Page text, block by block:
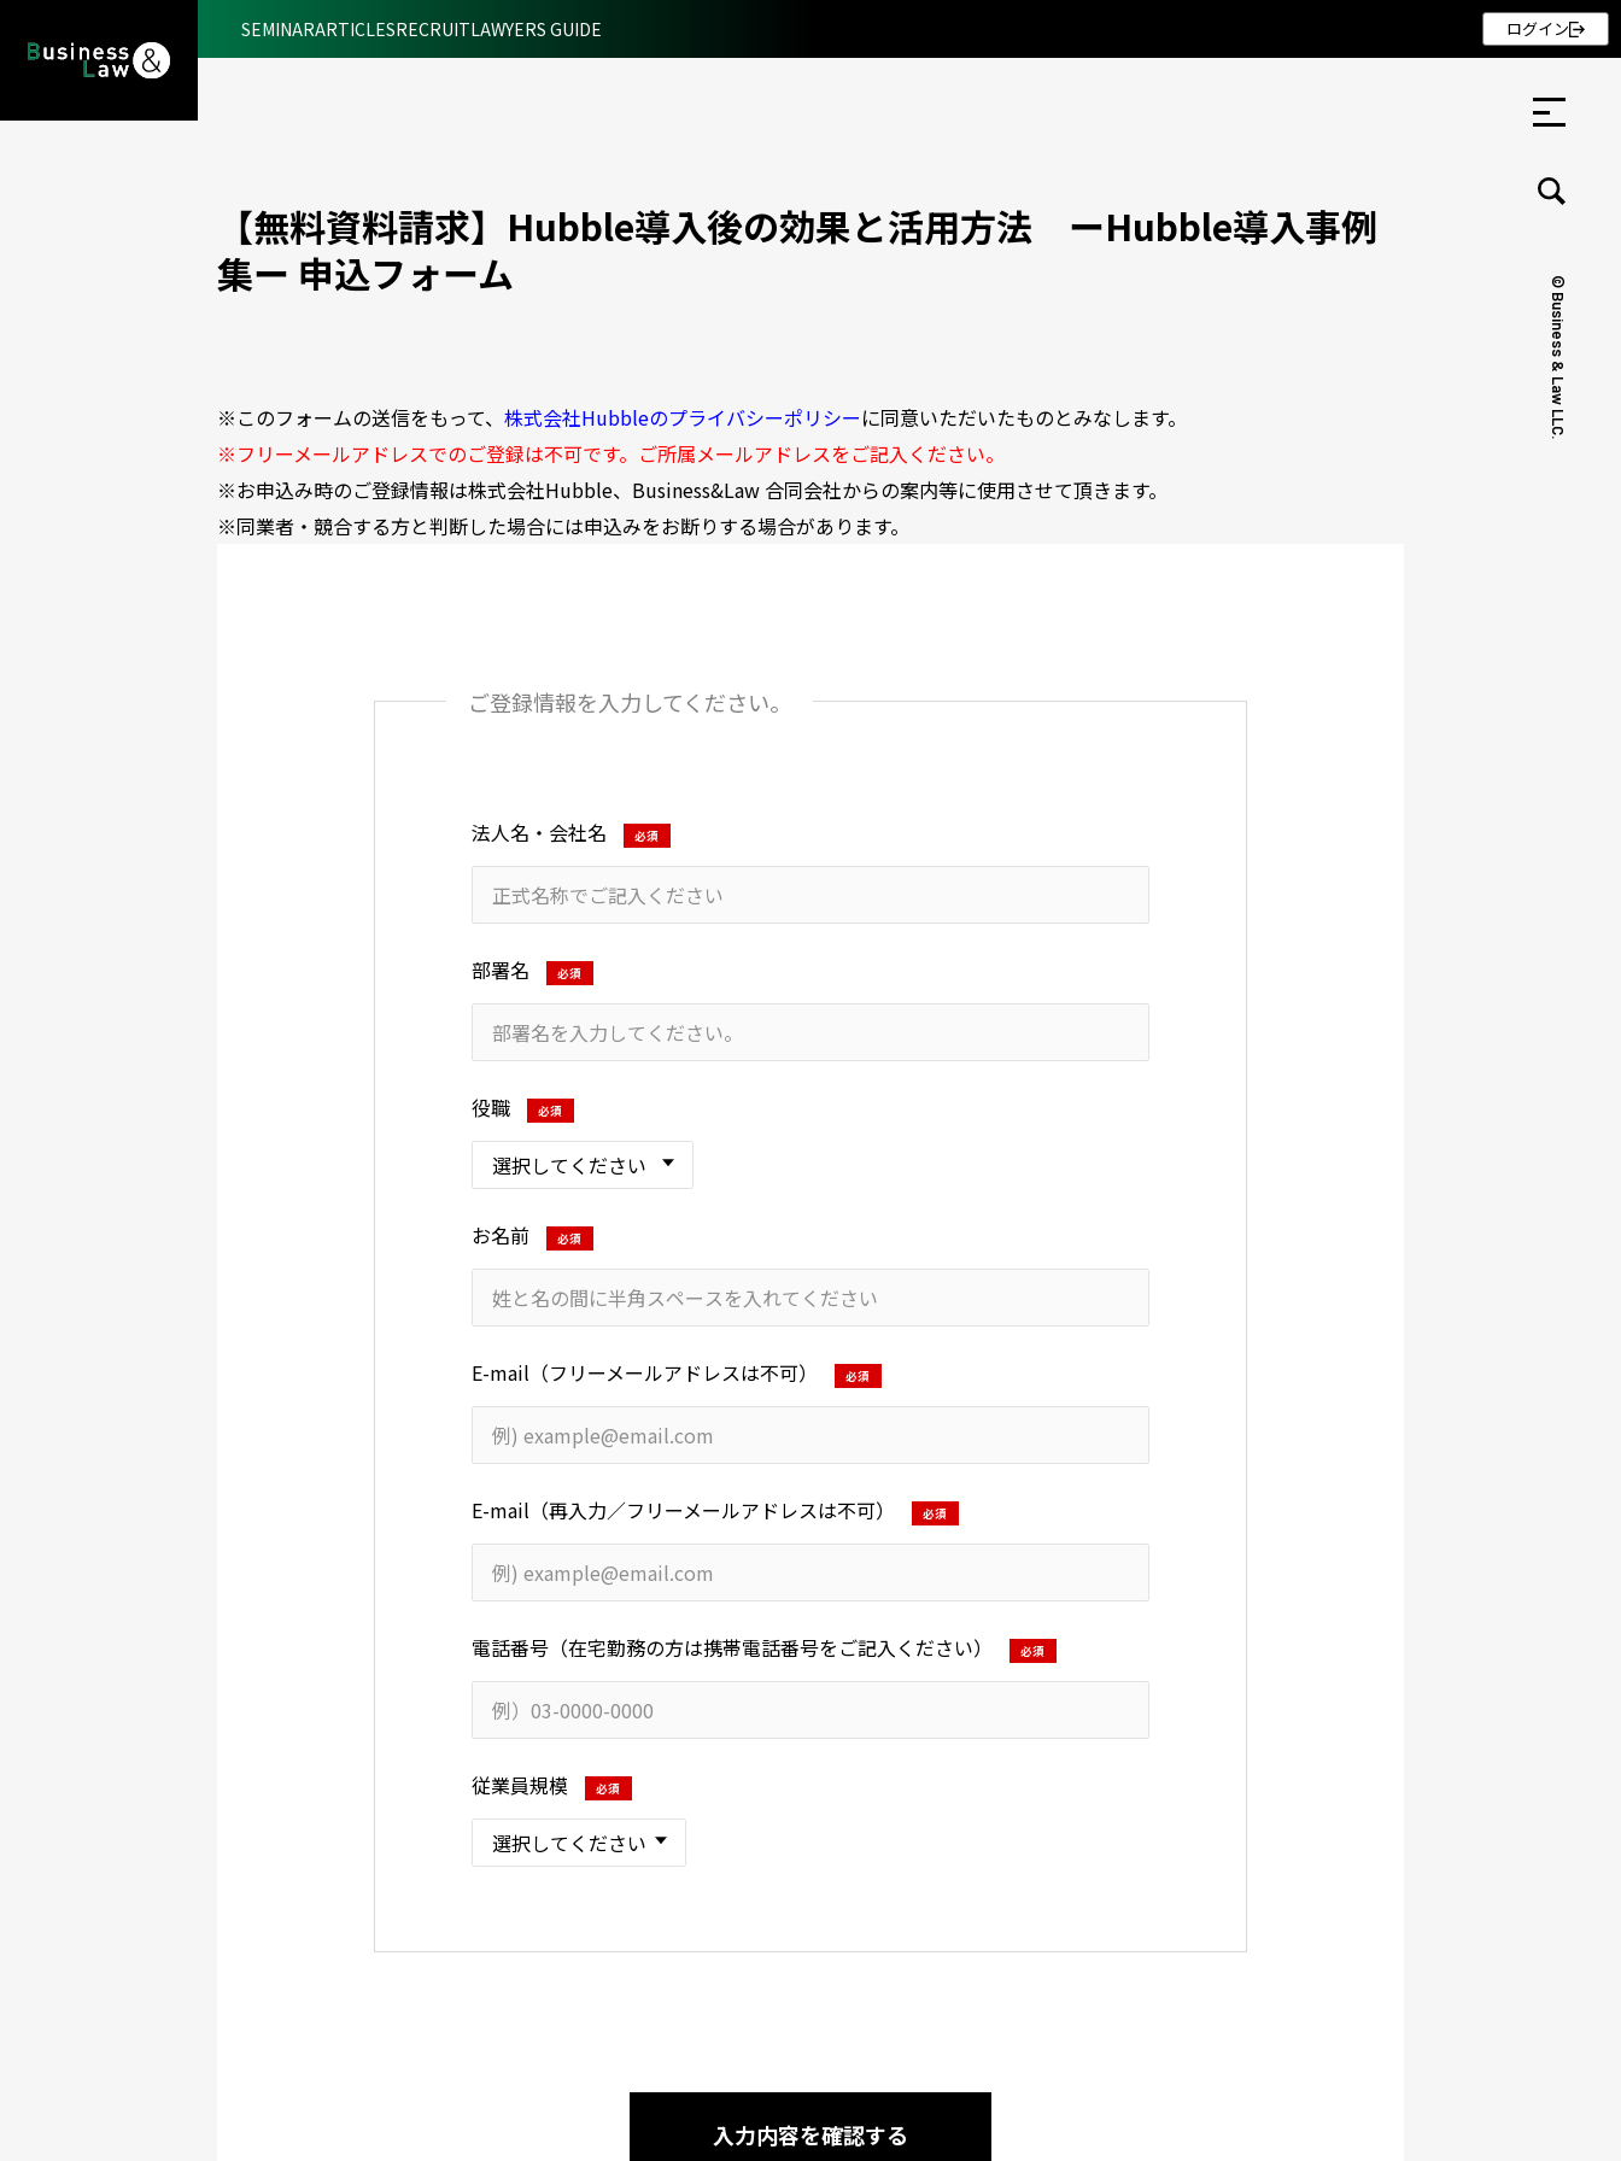
© Business & Law LLC.
SEMINARARTICLESRECRUITLAWYERS GUIDE ログイン
【無料資料請求】Hubble導入後の効果と活用方法 ーHubble導入事例
集ー 申込フォーム
※このフォームの送信をもって、 株式会社Hubbleのプライバシーポリシーに同意いただいたものとみなします。
※フリーメールアドレスでのご登録は不可です。ご所属メールアドレスをご記入ください。
※お申込み時のご登録情報は株式会社Hubble、Business&Law 合同会社からの案内等に使用させて頂きます。
※同業者・競合する方と判断した場合には申込みをお断りする場合があります。
ご登録情報を入力してください。
法人名・会社名 必須
部署名 必須
役職 必須
お名前 必須
E-mail（フリーメールアドレスは不可） 必須
E-mail（再入力／フリーメールアドレスは不可） 必須
電話番号（在宅勤務の方は携帯電話番号をご記入ください） 必須
従業員規模 必須
入力内容を確認する